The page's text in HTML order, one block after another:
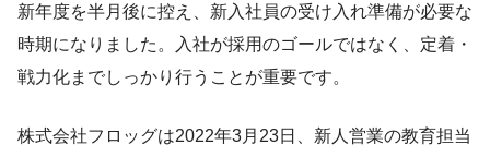
新年度を半月後に控え、新入社員の受け入れ準備が必要な
時期になりました。入社が採用のゴールではなく、定着・
戦力化までしっかり行うことが重要です。
株式会社フロッグは2022年3月23日、新人営業の教育担当